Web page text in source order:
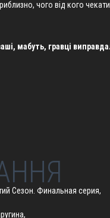
чого від кого
мабуть, гравці
Сезон. Финальная серия,